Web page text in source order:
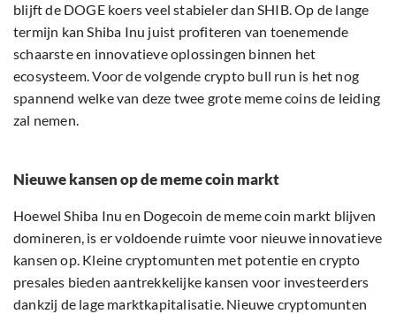
blijft de DOGE koers veel stabieler dan SHIB. Op de lange
termijn kan Shiba Inu juist profiteren van toenemende
schaarste en innovatieve oplossingen binnen het
ecosysteem. Voor de volgende crypto bull run is het nog
spannend welke van deze twee grote meme coins de leiding
zal nemen.
Nieuwe kansen op de meme coin markt
Hoewel Shiba Inu en Dogecoin de meme coin markt blijven
domineren, is er voldoende ruimte voor nieuwe innovatieve
kansen op. Kleine cryptomunten met potentie en crypto
presales bieden aantrekkelijke kansen voor investeerders
dankzij de lage marktkapitalisatie. Nieuwe cryptomunten